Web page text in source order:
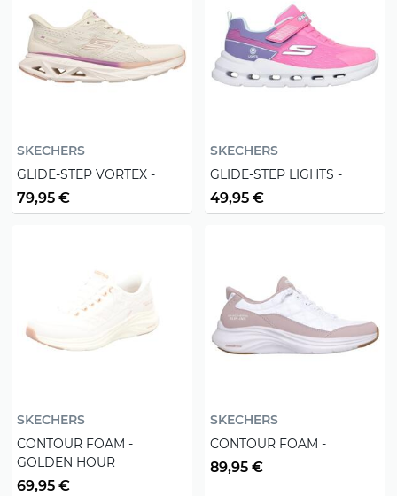
SKECHERS
GLIDE-STEP VORTEX -
79,95 €
SKECHERS
GLIDE-STEP LIGHTS -
49,95 €
SKECHERS
CONTOUR FOAM -
GOLDEN HOUR
69,95 €
SKECHERS
CONTOUR FOAM -
89,95 €